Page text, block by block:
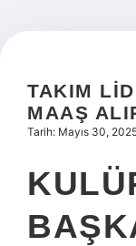
Hakkımızda
TAKIM
MAAŞ
Tarih: Mayıs 30,